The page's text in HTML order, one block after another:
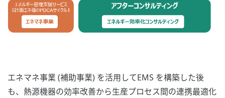
エネマネ事業 (補助事業) を活用してEMS を構築した後
も、熱源機器の効率改善から生産プロセス間の連携最適化